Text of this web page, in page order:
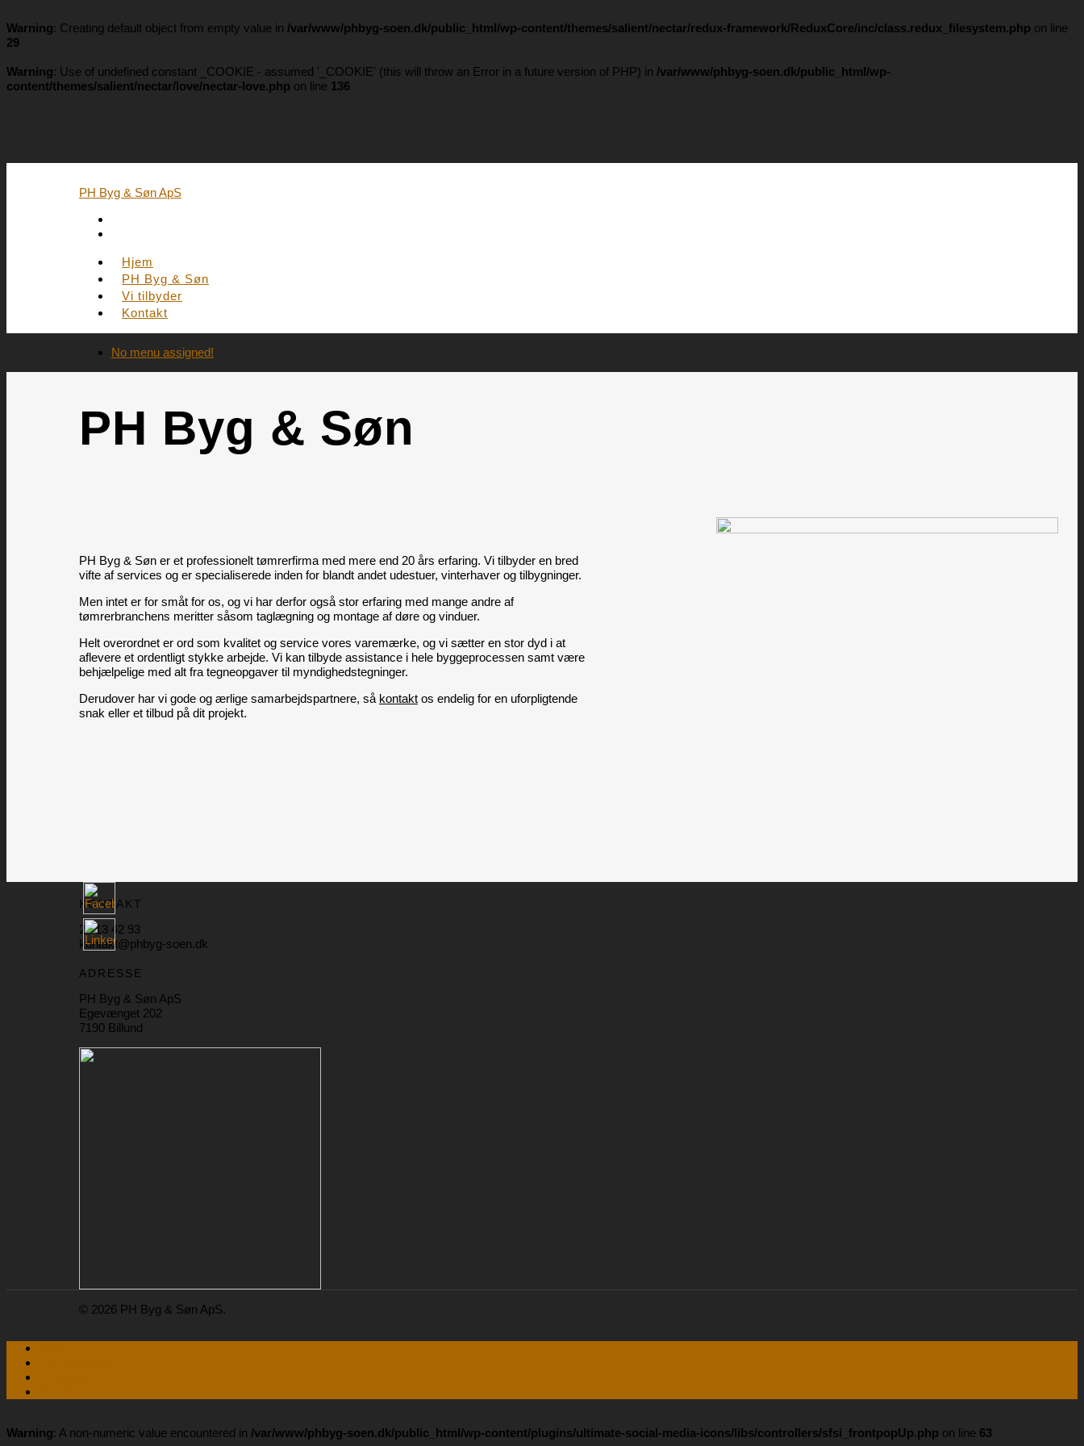
Warning: Creating default object from empty value in /var/www/phbyg-soen.dk/public_html/wp-content/themes/salient/nectar/redux-framework/ReduxCore/inc/class.redux_filesystem.php on line
29
Warning: Use of undefined constant _COOKIE - assumed '_COOKIE' (this will throw an Error in a future version of PHP) in /var/www/phbyg-soen.dk/public_html/wp-
content/themes/salient/nectar/love/nectar-love.php on line 136
PH Byg & Søn ApS
Hjem
PH Byg & Søn
Vi tilbyder
Kontakt
No menu assigned!
PH Byg & Søn
PH Byg & Søn er et professionelt tømrerfirma med mere end 20 års erfaring. Vi tilbyder en bred
vifte af services og er specialiserede inden for blandt andet udestuer, vinterhaver og tilbygninger.
Men intet er for småt for os, og vi har derfor også stor erfaring med mange andre af
tømrerbranchens meritter såsom taglægning og montage af døre og vinduer.
Helt overordnet er ord som kvalitet og service vores varemærke, og vi sætter en stor dyd i at
aflevere et ordentligt stykke arbejde. Vi kan tilbyde assistance i hele byggeprocessen samt være
behjælpelige med alt fra tegneopgaver til myndighedstegninger.
Derudover har vi gode og ærlige samarbejdspartnere, så kontakt os endelig for en uforpligtende
snak eller et tilbud på dit projekt.
KONTAKT
29 13 42 93
kontakt@phbyg-soen.dk
ADRESSE
PH Byg & Søn ApS
Egevænget 202
7190 Billund
© 2026 PH Byg & Søn ApS.
Warning: A non-numeric value encountered in /var/www/phbyg-soen.dk/public_html/wp-content/plugins/ultimate-social-media-icons/libs/controllers/sfsi_frontpopUp.php on line 63